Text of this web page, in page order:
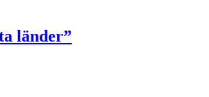
länder”